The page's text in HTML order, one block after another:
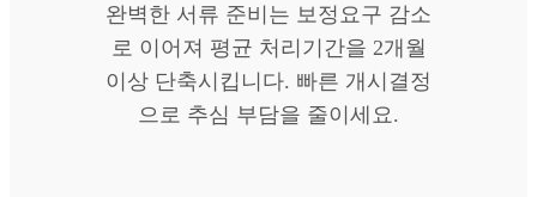
완벽한 서류 준비는 보정요구 감소
로 이어져 평균 처리기간을 2개월
이상 단축시킵니다. 빠른 개시결정
으로 추심 부담을 줄이세요.